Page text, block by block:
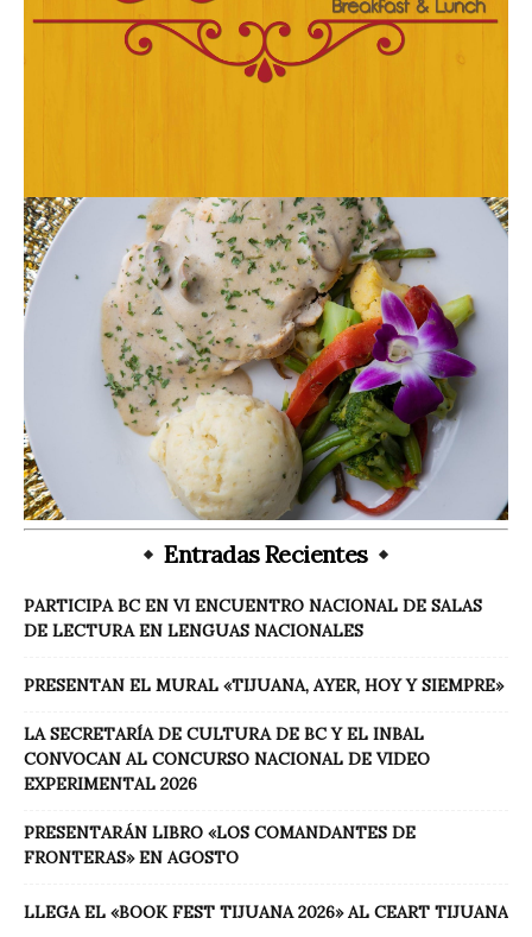
Entradas Recientes
PARTICIPA BC EN VI ENCUENTRO NACIONAL DE SALAS
DE LECTURA EN LENGUAS NACIONALES
PRESENTAN EL MURAL «TIJUANA, AYER, HOY Y SIEMPRE»
LA SECRETARÍA DE CULTURA DE BC Y EL INBAL
CONVOCAN AL CONCURSO NACIONAL DE VIDEO
EXPERIMENTAL 2026
PRESENTARÁN LIBRO «LOS COMANDANTES DE
FRONTERAS» EN AGOSTO
LLEGA EL «BOOK FEST TIJUANA 2026» AL CEART TIJUANA